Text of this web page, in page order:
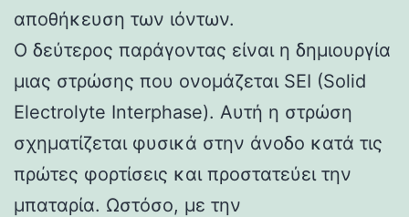
αποθήκευση των ιόντων.
Ο δεύτερος παράγοντας είναι η δημιουργία
μιας στρώσης που ονομάζεται SEI (Solid
Electrolyte Interphase). Αυτή η στρώση
σχηματίζεται φυσικά στην άνοδο κατά τις
πρώτες φορτίσεις και προστατεύει την
μπαταρία. Ωστόσο, με την